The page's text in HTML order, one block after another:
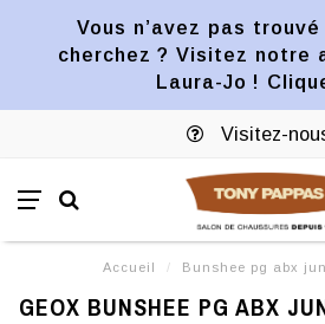
Vous n’avez pas
cherchez ? Visitez notre
Laura-Jo !
Visitez-
Accueil / Bunshee pg abx
GEOX BUNSHEE PG ABX